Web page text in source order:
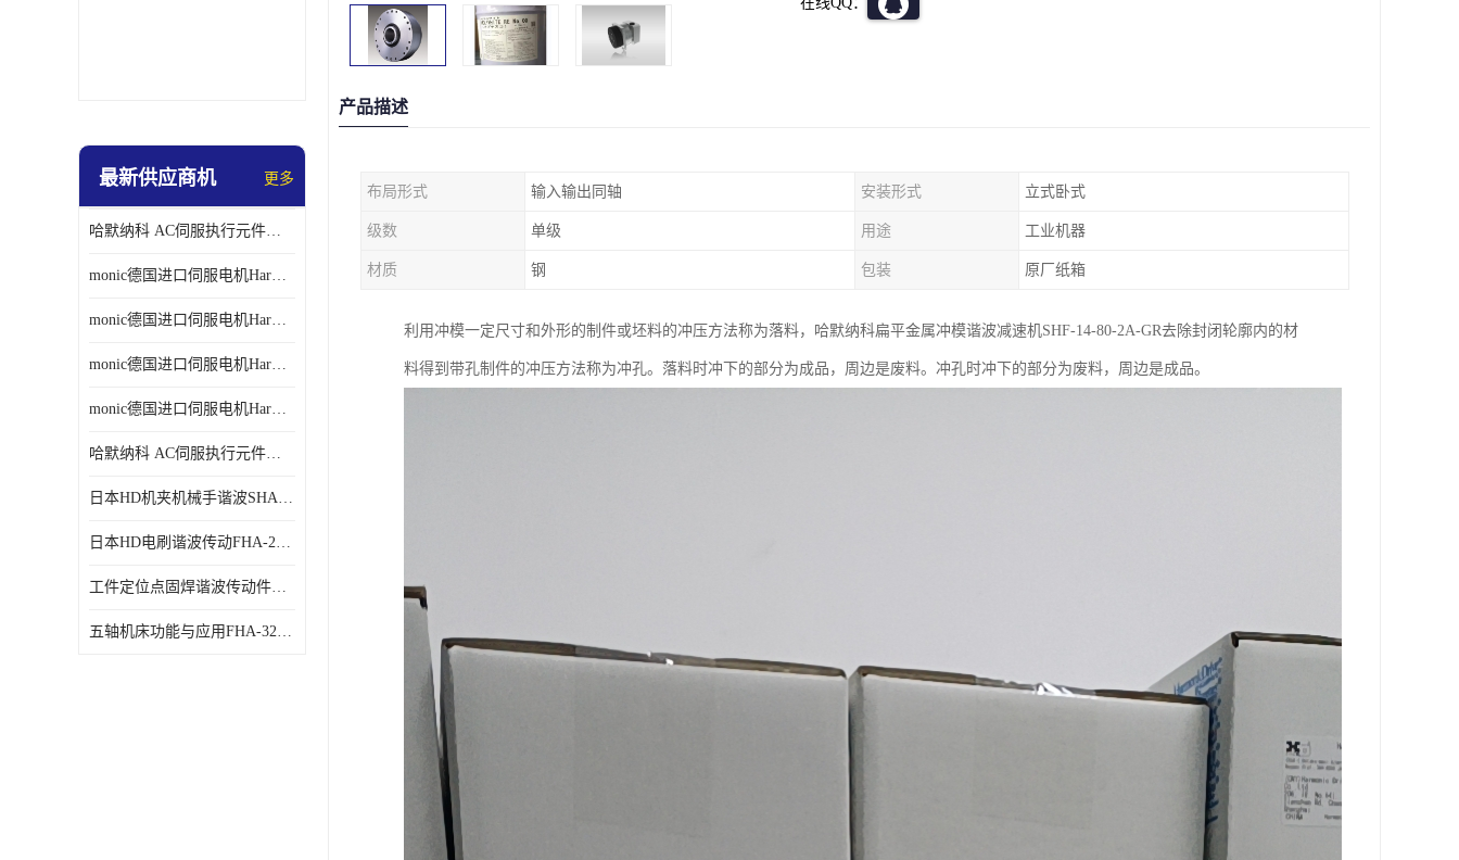
最新供应商机 更多
哈默纳科 AC伺服执行元件扁平型SHA系列 议价
monic德国进口伺服电机Har中国总代理单价
monic德国进口伺服电机Har中国总代理代理
monic德国进口伺服电机Har中国总代理公司
monic德国进口伺服电机Har中国总代理供应
哈默纳科 AC伺服执行元件扁平型SHA系列
日本HD机夹机械手谐波SHA32A120CG-B12B
日本HD电刷谐波传动FHA-25C-50-E250-C
工件定位点固焊谐波传动件哈默纳科CSF-45-100-2UH
五轴机床功能与应用FHA-32C-50-US250
产品描述
布局形式 输入输出同轴 安装形式 立式卧式
级数 单级 用途 工业机器
材质 钢 包装 原厂纸箱
利用冲模一定尺寸和外形的制件或坯料的冲压方法称为落料，哈默纳科扁平金属冲模谐波减速机SHF-14-80-2A-GR去除封闭轮廓内的材
料得到带孔制件的冲压方法称为冲孔。落料时冲下的部分为成品，周边是废料。冲孔时冲下的部分为废料，周边是成品。